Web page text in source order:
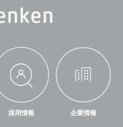
採用情報 企業情報